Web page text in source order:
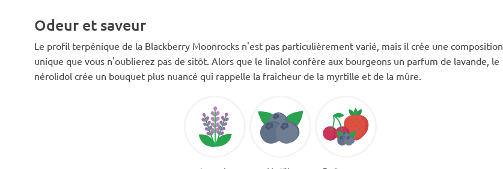
Odeur et saveur
Le profil terpénique de la Blackberry Moonrocks n'est pas particulièrement varié, mais il crée une composition
unique que vous n'oublierez pas de sitôt. Alors que le linalol confère aux bourgeons un parfum de lavande, le
nérolidol crée un bouquet plus nuancé qui rappelle la fraîcheur de la myrtille et de la mûre.